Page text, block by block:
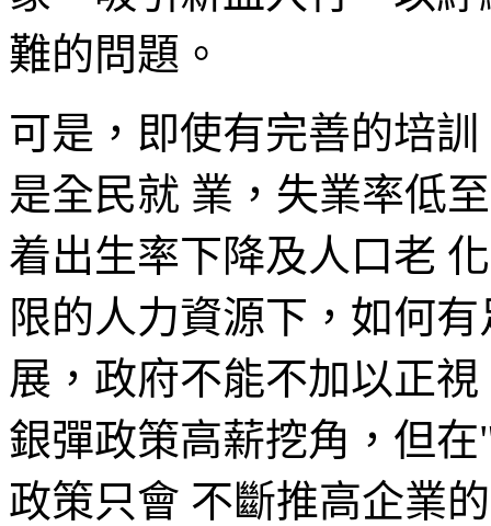
難的問題。
可是，即使有完善的培
是全民就 業，失業率低
着出生率下降及人口老
限的人力資源下，如何
展，政府不能不加以正
銀彈政策高薪挖角，但
政策只會 不斷推高企業